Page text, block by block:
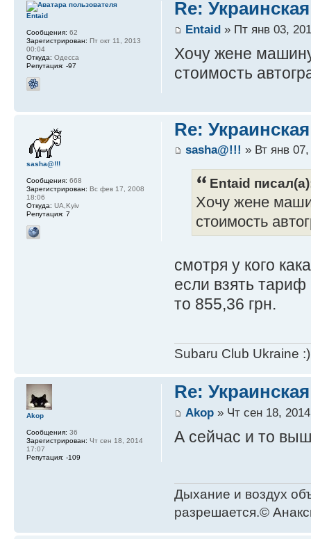
Re:
Entaid» Пт янв 03,
Хочу жене
стоимость
Entaid
Сообщения: 62
Зарегистрирован: Пт окт 11, 2013
00:04
Откуда: Одесса
Репутация: -97
Re:
sasha@!!! » Вт янв
Entaid
Хочу жене
стоимость
смотря у кого
если взять тариф
то 855,36 грн.
Subaru Club Ukraine :)
sasha@!!!
Сообщения: 668
Зарегистрирован: Вс фев 17, 2008
18:06
Откуда: UA,Kyiv
Репутация: 7
Re:
Akop» Чт сен 18,
А сейчас и то
Дыхание и воздух
разрешается.©
Akop
Сообщения: 36
Зарегистрирован: Чт сен 18, 2014
17:07
Репутация: -109